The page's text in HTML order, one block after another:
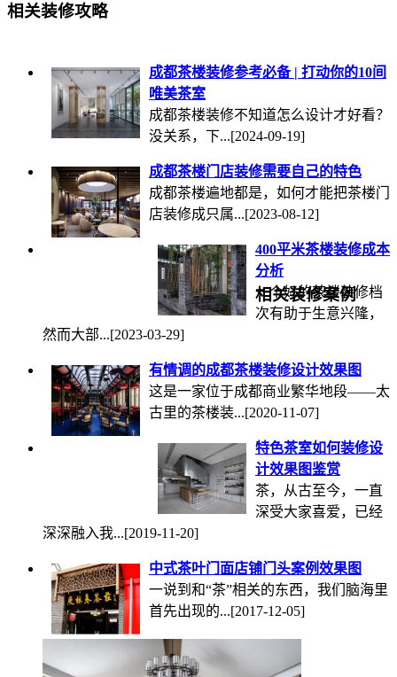
相关装修攻略
成都茶楼装修参考必备 | 打动你的10间
唯美茶室
成都茶楼装修​不知道怎么设计才好看？
没关系，下...[2024-09-19]
成都茶楼门店装修需要自己的特色
成都茶楼遍地都是，如何才能把茶楼门
店装修成只属...[2023-08-12]
400平米茶楼装修成本
分析
一个好的茶楼装修档
次有助于生意兴隆，
然而大部...[2023-03-29]
有情调的成都茶楼装修设计效果图
这是一家位于成都商业繁华地段——太
古里的茶楼装...[2020-11-07]
特色茶室如何装修设
计效果图鉴赏
茶，从古至今，一直
深受大家喜爱，已经
深深融入我...[2019-11-20]
中式茶叶门面店铺门头案例效果图
一说到和“茶”相关的东西，我们脑海里
首先出现的...[2017-12-05]
相关装修案例